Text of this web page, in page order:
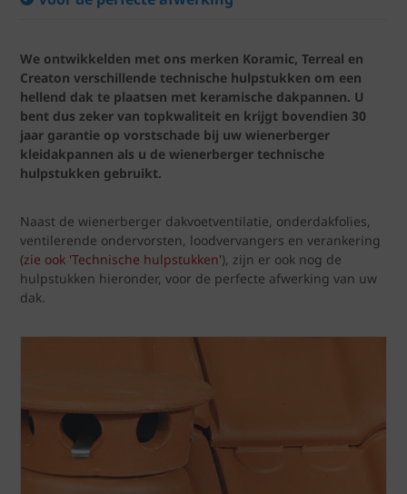
We ontwikkelden met ons merken Koramic, Terreal en
Creaton verschillende technische hulpstukken om een
hellend dak te plaatsen met keramische dakpannen. U
bent dus zeker van topkwaliteit en krijgt bovendien 30
jaar garantie op vorstschade bij uw wienerberger
kleidakpannen als u de wienerberger technische
hulpstukken gebruikt.
Naast de wienerberger dakvoetventilatie, onderdakfolies,
ventilerende ondervorsten, loodvervangers en verankering
(zie ook 'Technische hulpstukken'), zijn er ook nog de
hulpstukken hieronder, voor de perfecte afwerking van uw
dak.